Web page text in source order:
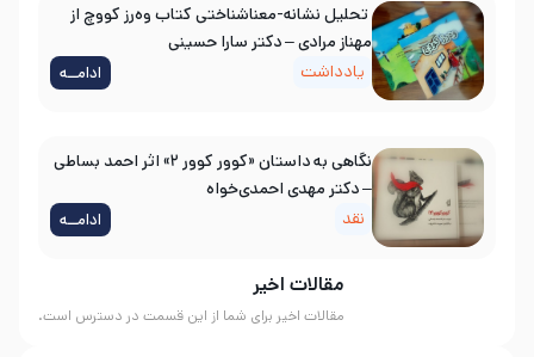
مقالات اخیر
مقالات اخیر برای شما از این قسمت در دسترس است.
تحلیل نشانه-معناشناختی کتاب وه‌رز کووچ از
مهناز مرادی – دکتر سارا حسینی
یادداشت
ادامــه
نگاهی به داستان «کوور کوور ۲» اثر احمد بساطی
– دکتر مهدی احمدی‌خواه
نقد
ادامــه